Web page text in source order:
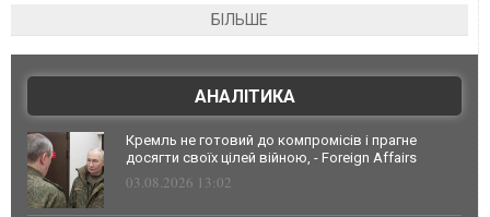
БІЛЬШЕ
АНАЛІТИКА
Кремль не готовий до компромісів і прагне
досягти своїх цілей війною, - Foreign Affairs
03.08.2026 13:02